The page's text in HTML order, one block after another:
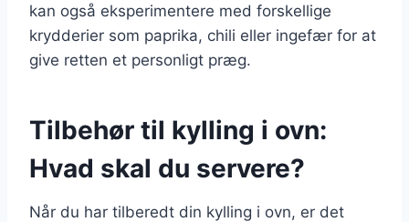
kan også eksperimentere med forskellige
krydderier som paprika, chili eller ingefær for at
give retten et personligt præg.
Tilbehør til kylling i ovn:
Hvad skal du servere?
Når du har tilberedt din kylling i ovn, er det